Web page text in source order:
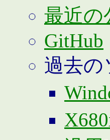
最近の
GitHub
過去の